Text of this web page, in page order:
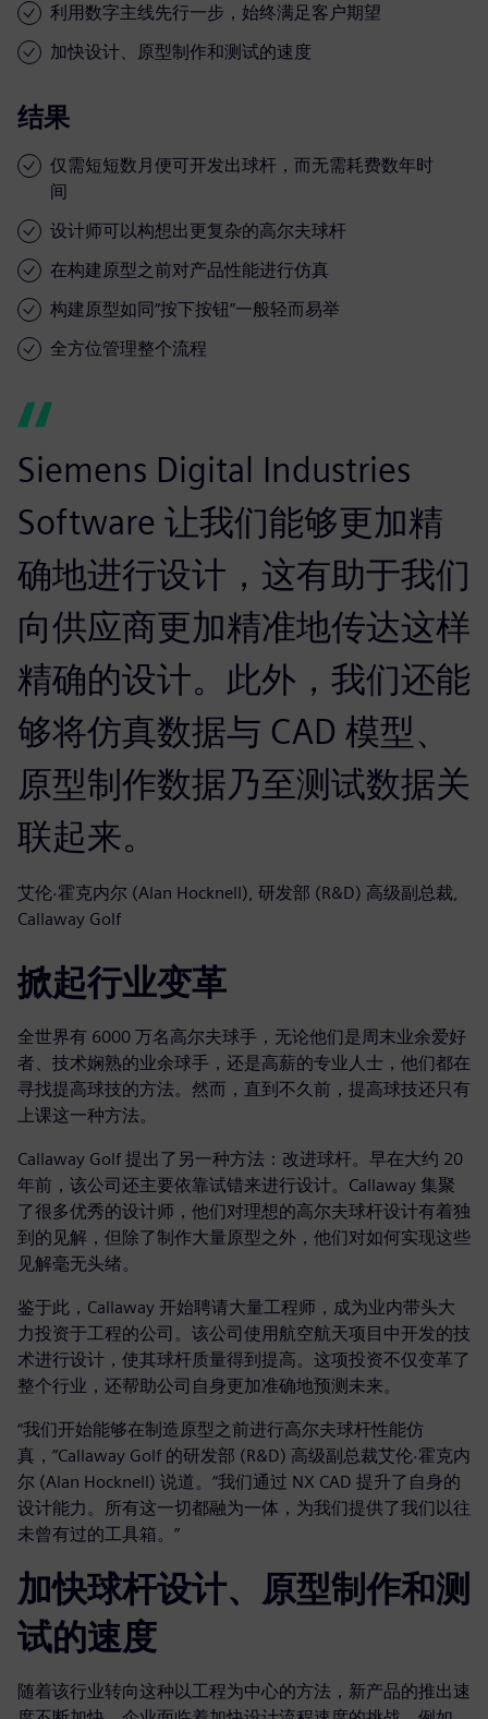
利用数字主线先行一步，始终满足客户期望
加快设计、原型制作和测试的速度
结果
仅需短短数月便可开发出球杆，而无需耗费数年时
间
设计师可以构想出更复杂的高尔夫球杆
在构建原型之前对产品性能进行仿真
构建原型如同“按下按钮”一般轻而易举
全方位管理整个流程
Siemens Digital Industries
Software 让我们能够更加精
确地进行设计，这有助于我们
向供应商更加精准地传达这样
精确的设计。此外，我们还能
够将仿真数据与 CAD 模型、
原型制作数据乃至测试数据关
联起来。
艾伦·霍克内尔 (Alan Hocknell), 研发部 (R&D) 高级副总裁,
Callaway Golf
掀起行业变革
全世界有 6000 万名高尔夫球手，无论他们是周末业余爱好
者、技术娴熟的业余球手，还是高薪的专业人士，他们都在
寻找提高球技的方法。然而，直到不久前，提高球技还只有
上课这一种方法。
Callaway Golf 提出了另一种方法：改进球杆。早在大约 20
年前，该公司还主要依靠试错来进行设计。Callaway 集聚
了很多优秀的设计师，他们对理想的高尔夫球杆设计有着独
到的见解，但除了制作大量原型之外，他们对如何实现这些
见解毫无头绪。
鉴于此，Callaway 开始聘请大量工程师，成为业内带头大
力投资于工程的公司。该公司使用航空航天项目中开发的技
术进行设计，使其球杆质量得到提高。这项投资不仅变革了
整个行业，还帮助公司自身更加准确地预测未来。
“我们开始能够在制造原型之前进行高尔夫球杆性能仿
真，”Callaway Golf 的研发部 (R&D) 高级副总裁艾伦·霍克内
尔 (Alan Hocknell) 说道。“我们通过 NX CAD 提升了自身的
设计能力。所有这一切都融为一体，为我们提供了我们以往
未曾有过的工具箱。”
加快球杆设计、原型制作和测
试的速度
随着该行业转向这种以工程为中心的方法，新产品的推出速